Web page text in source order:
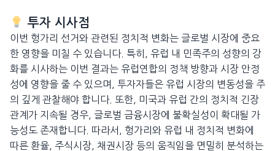
투자 시사점
이번 헝가리 선거와 관련된 정치적 변화는 글로벌 시장에 중요
한 영향을 미칠 수 있습니다. 특히, 유럽 내 민족주의 성향의 강
화를 시사하는 이번 결과는 유럽연합의 정책 방향과 시장 안정
성에 영향을 줄 수 있으며, 투자자들은 유럽 시장의 변동성을 주
의 깊게 관찰해야 합니다. 또한, 미국과 유럽 간의 정치적 긴장
관계가 지속될 경우, 글로벌 금융시장에 불확실성이 확대될 가
능성도 존재합니다. 따라서, 헝가리와 유럽 내 정치적 변화에
따른 환율, 주식시장, 채권시장 등의 움직임을 면밀히 분석하는